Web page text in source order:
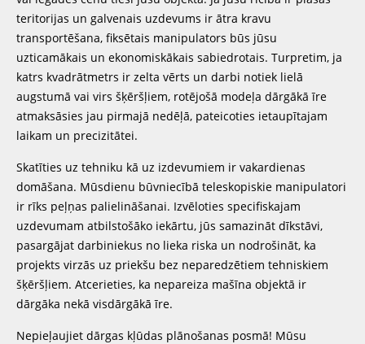
teritorijas un galvenais uzdevums ir ātra kravu
transportēšana, fiksētais manipulators būs jūsu
uzticamākais un ekonomiskākais sabiedrotais. Turpretim, ja
katrs kvadrātmetrs ir zelta vērts un darbi notiek lielā
augstumā vai virs šķēršļiem, rotējošā modeļa dārgākā īre
atmaksāsies jau pirmajā nedēļā, pateicoties ietaupītajam
laikam un precizitātei.
Skatīties uz tehniku kā uz izdevumiem ir vakardienas
domāšana. Mūsdienu būvniecībā teleskopiskie manipulatori
ir rīks peļņas palielināšanai. Izvēloties specifiskajam
uzdevumam atbilstošāko iekārtu, jūs samazināt dīkstāvi,
pasargājat darbiniekus no lieka riska un nodrošināt, ka
projekts virzās uz priekšu bez neparedzētiem tehniskiem
šķēršļiem. Atcerieties, ka nepareiza mašīna objektā ir
dārgāka nekā visdārgākā īre.
Nepieļaujiet dārgas kļūdas plānošanas posmā! Mūsu